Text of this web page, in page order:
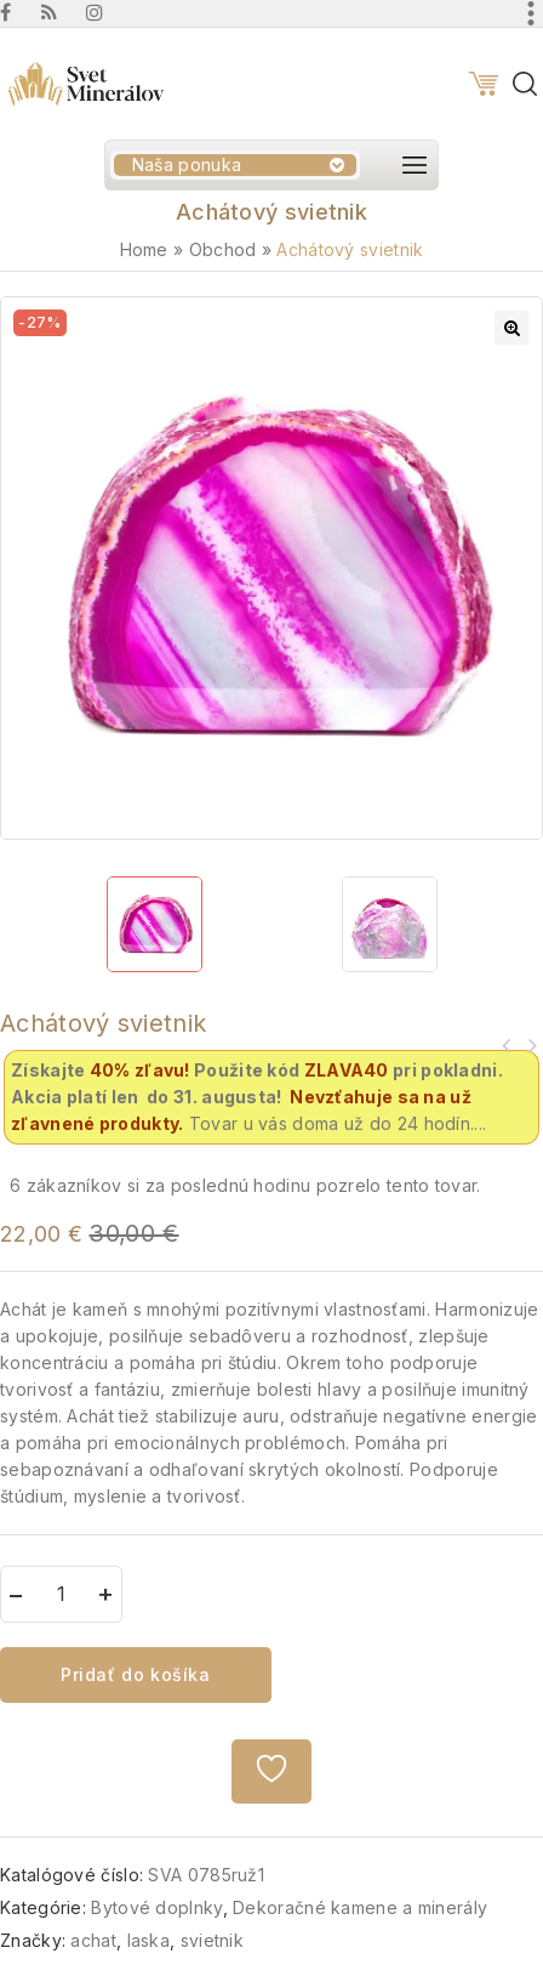
Naša ponuka
Achátový svietnik
Home » Obchod »Achátový svietnik
-27%
Achátový svietnik
Získajte 40% zľavu! Použite kód ZLAVA40 pri pokladni.
Akcia platí len do 31. augusta! Nevzťahuje sa na už
zľavnené produkty. Tovar u vás doma už do 24 hodín....
6 zákazníkov si za poslednú hodinu pozrelo tento tovar.
22,00 € 30,00€
Achát je kameň s mnohými pozitívnymi vlastnosťami.Harmonizuje
a upokojuje, posilňuje sebadôveru a rozhodnosť, zlepšuje
koncentráciu a pomáha pri štúdiu. Okrem toho podporuje
tvorivosť a fantáziu, zmierňuje bolesti hlavy a posilňuje imunitný
systém.Achát tiež stabilizuje auru, odstraňuje negatívne energie
a pomáha pri emocionálnych problémoch. Pomáha pri
sebapoznávaní a odhaľovaní skrytých okolností.Podporuje
štúdium, myslenie a tvorivosť.
Pridať do košíka
Katalógové číslo:SVA 0785ruž1
Kategórie:Bytové doplnky,Dekoračné kamene a minerály
Značky:achat, laska svietnik